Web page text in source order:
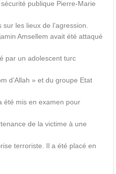
publique Pierre-Marie
les lieux de l’agression.
Amsellem avait été attaqué
par un adolescent turc
d’Allah » et du groupe Etat
été mis en examen pour
de la victime à une
terroriste. Il a été placé en